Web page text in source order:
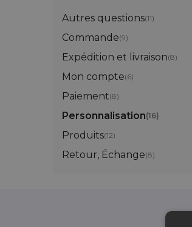
Autres questions(11)
Commande(9)
Expédition et livraison(8)
Mon compte(6)
Paiement(8)
Personnalisation(16)
Produits(12)
Retour, Échange(8)